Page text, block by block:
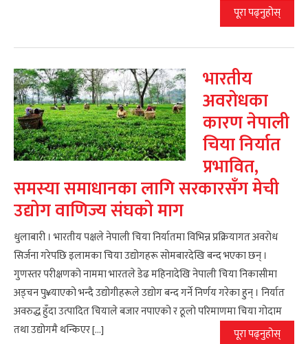
पूरा पढ्नुहोस्
भारतीय
अवरोधका
कारण नेपाली
चिया निर्यात
प्रभावित,
समस्या समाधानका लागि सरकारसँग मेची
उद्योग वाणिज्य संघको माग
धुलाबारी । भारतीय पक्षले नेपाली चिया निर्यातमा विभिन्न प्रक्रियागत अवरोध
सिर्जना गरेपछि इलामका चिया उद्योगहरू सोमबारदेखि बन्द भएका छन् ।
गुणस्तर परीक्षणको नाममा भारतले डेढ महिनादेखि नेपाली चिया निकासीमा
अड्चन पु¥याएको भन्दै उद्योगीहरूले उद्योग बन्द गर्ने निर्णय गरेका हुन् । निर्यात
अवरुद्ध हुँदा उत्पादित चियाले बजार नपाएको र ठूलो परिमाणमा चिया गोदाम
तथा उद्योगमै थन्किएर […]
पूरा पढ्नुहोस्